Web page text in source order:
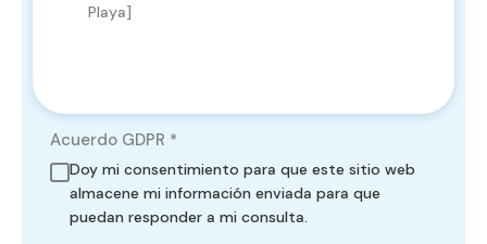
Acuerdo GDPR *
Doy mi consentimiento para que este sitio web
almacene mi información enviada para que
puedan responder a mi consulta.